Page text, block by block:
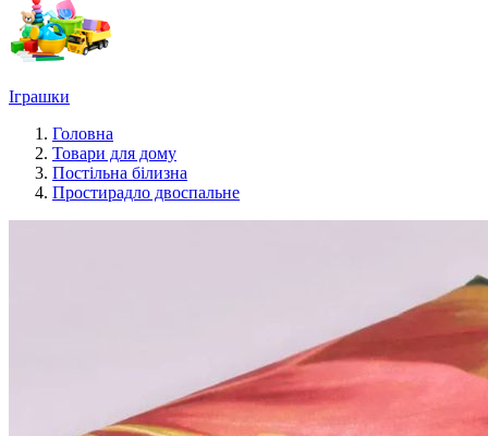
Іграшки
Головна
Товари для дому
Постільна білизна
Простирадло двоспальне